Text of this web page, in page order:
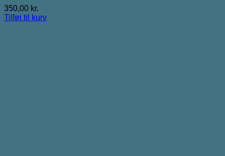
350,00 kr.
Tilføj til kurv